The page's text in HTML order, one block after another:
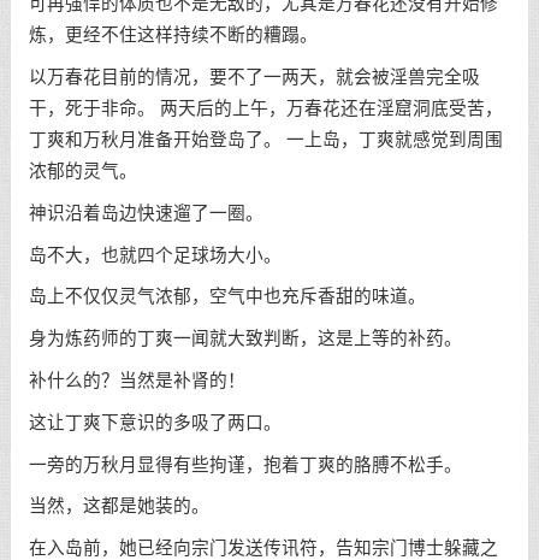
炼，更经不住这样持续不断的糟蹋。
以万春花目前的情况，要不了一两天，就会被淫兽完全吸
干，死于非命。 两天后的上午，万春花还在淫窟洞底受苦，
丁爽和万秋月准备开始登岛了。 一上岛，丁爽就感觉到周围
浓郁的灵气。
神识沿着岛边快速遛了一圈。
岛不大，也就四个足球场大小。
岛上不仅仅灵气浓郁，空气中也充斥香甜的味道。
身为炼药师的丁爽一闻就大致判断，这是上等的补药。
补什么的？当然是补肾的！
这让丁爽下意识的多吸了两口。
一旁的万秋月显得有些拘谨，抱着丁爽的胳膊不松手。
当然，这都是她装的。
在入岛前，她已经向宗门发送传讯符，告知宗门博士躲藏之